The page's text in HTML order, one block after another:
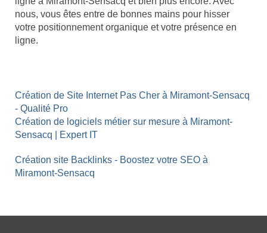
nous, vous êtes entre de bonnes mains pour hisser
votre positionnement organique et votre présence en
ligne.
Création de Site Internet Pas Cher à Miramont-Sensacq
- Qualité Pro
Création de logiciels métier sur mesure à Miramont-
Sensacq | Expert IT
Création site Backlinks - Boostez votre SEO à
Miramont-Sensacq